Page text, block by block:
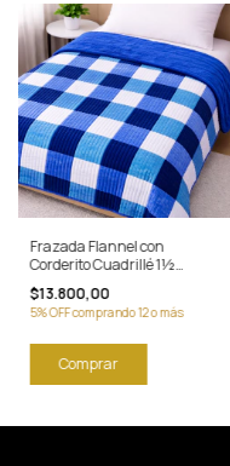
Frazada Flannel con
Corderito Cuadrillé 1½
Plazas Premium
$13.800,00
5% OFF comprando 12 o más